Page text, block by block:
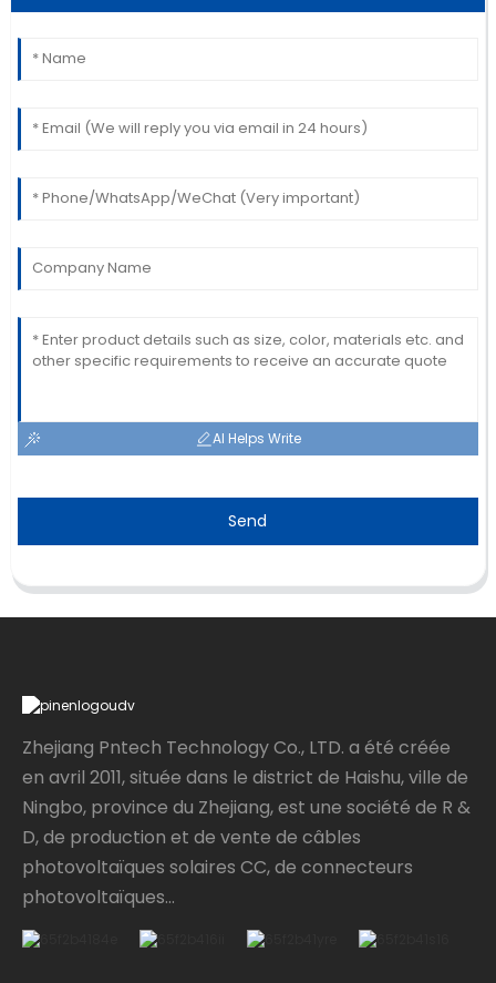
AI Helps Write
Send
Zhejiang Pntech Technology Co., LTD. a été créée
en avril 2011, située dans le district de Haishu, ville de
Ningbo, province du Zhejiang, est une société de R &
D, de production et de vente de câbles
photovoltaïques solaires CC, de connecteurs
photovoltaïques...